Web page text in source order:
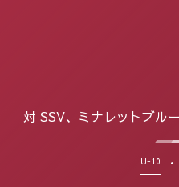
対 SSV、ミナレットブル
U-10